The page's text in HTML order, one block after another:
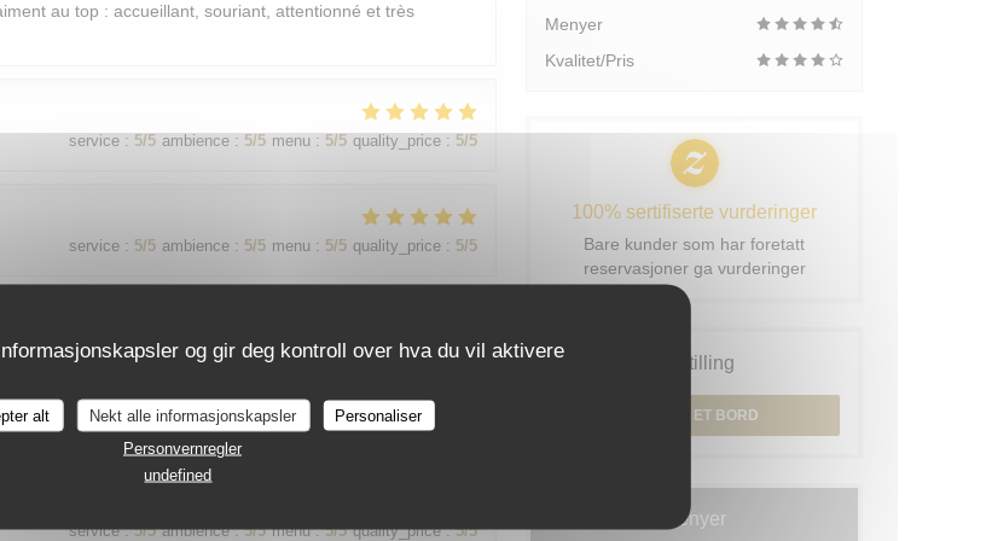
og gir deg kontroll over hva du vil aktivere
alt Nekt alle informasjonskapsler
Personaliser
Personvernregler
undefined
au top : accueillant, souriant, attentionné et très
service : 5/5 ambience : 5/5 menu : 5/5 quality_price : 5/5
service : 5/5 ambience : 5/5 menu : 5/5 quality_price : 5/5
service: 5/5 ambience: 5/5 menu: 5/5 quality_price: 5 /5
service: 5/5 ambience: 5/5 menu: 5/5 quality_price: 5/5
Menyer
Kvalitet/Pris
100% sertifiserte vurderinger
Bare kunder som har foretatt
reservasjoner ga vurderinger
Bestilling
BESTILL ET BORD
Menyer